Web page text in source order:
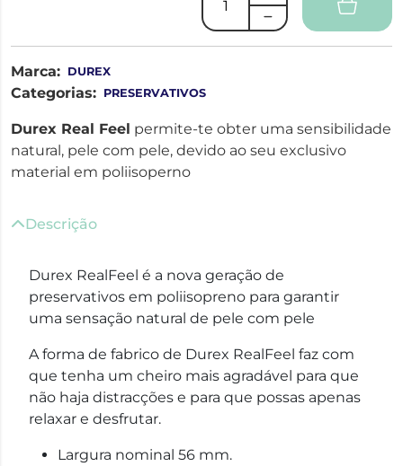
Marca: DUREX
Categorias: PRESERVATIVOS
Durex Real Feel permite-te obter uma sensibilidade
natural, pele com pele, devido ao seu exclusivo
material em poliisoperno
Descrição
Durex RealFeel é a nova geração de
preservativos em poliisopreno para garantir
uma sensação natural de pele com pele
A forma de fabrico de Durex RealFeel faz com
que tenha um cheiro mais agradável para que
não haja distracções e para que possas apenas
relaxar e desfrutar.
Largura nominal 56 mm.